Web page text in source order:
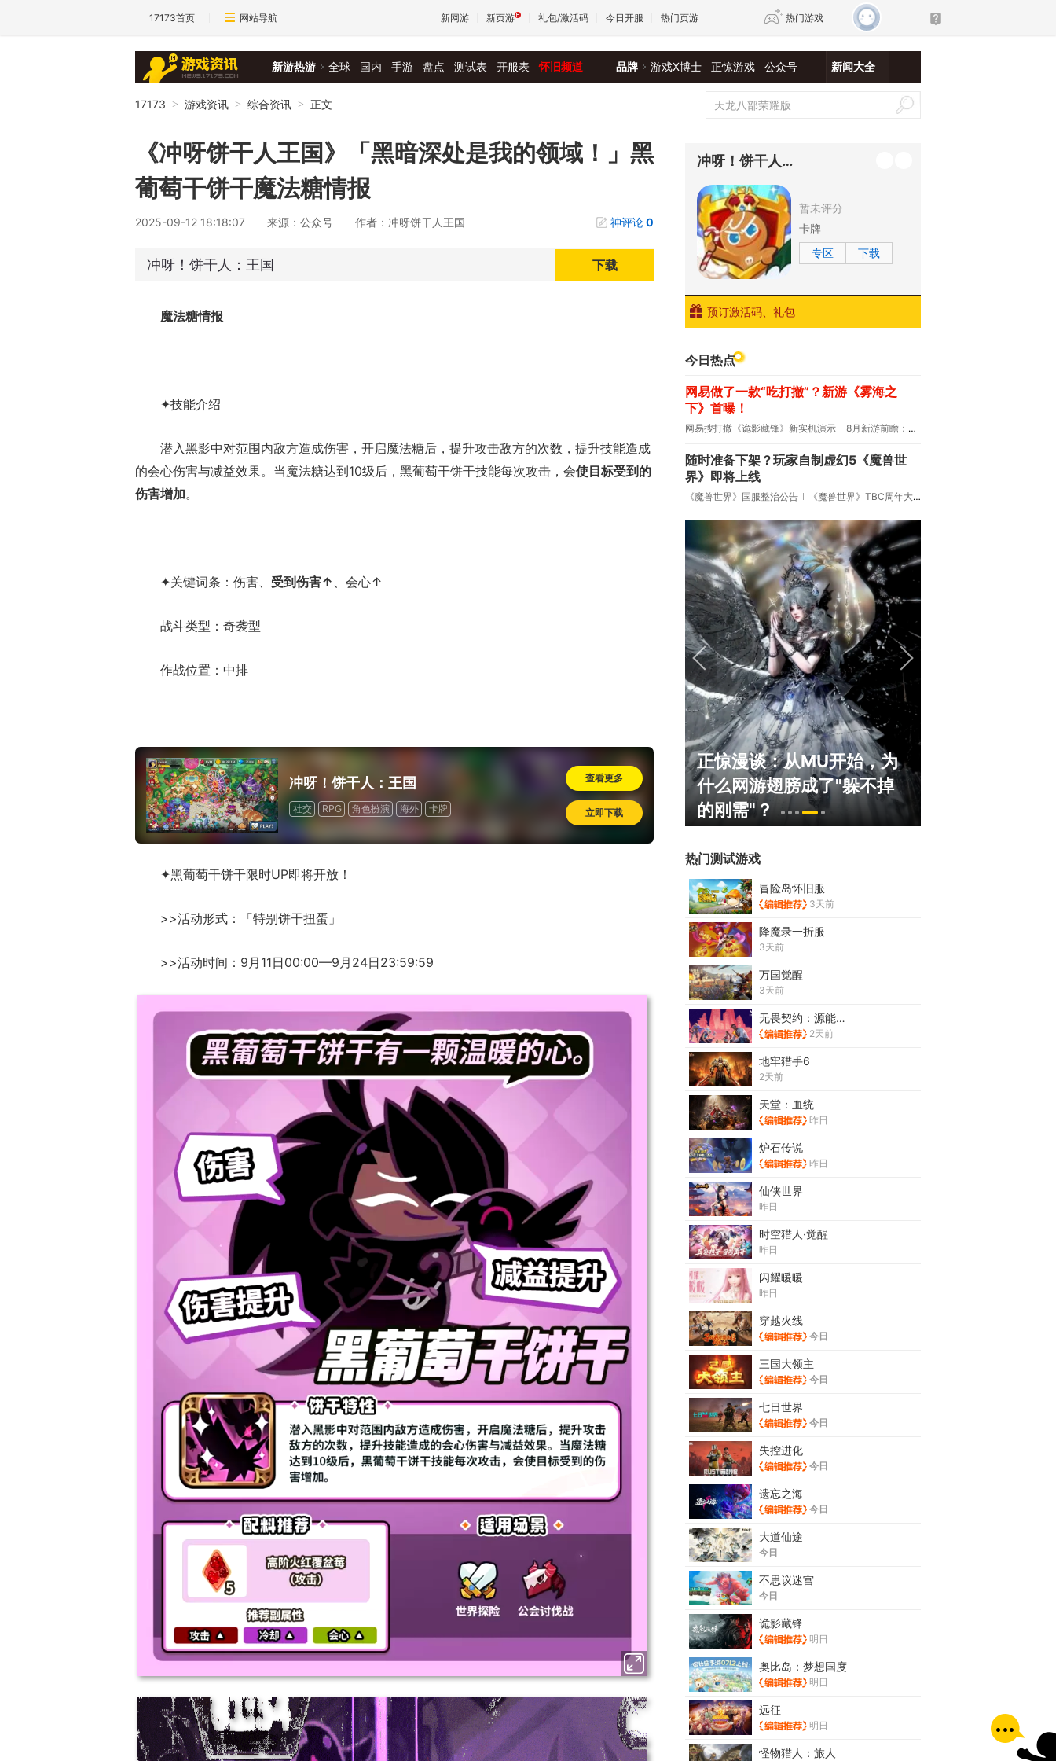
17173首页 网站导航 新网游 新页游 礼包/激活码 今日开服 热门页游 热门游戏
王权与自由 诛仙世界 新仙侠5
新游热游 全球 国内 手游 盘点 测试表 开服表 怀旧频道 品牌 游戏X博士 正惊游戏 公众号 新闻大全
17173 > 游戏资讯 > 综合资讯 > 正文
《冲呀饼干人王国》「黑暗深处是我的领域！」黑
葡萄干饼干魔法糖情报
2025-09-12 18:18:07 来源：公众号 作者：冲呀饼干人王国 神评论0
冲呀！饼干人：王国 下载
魔法糖情报
✦技能介绍
潜入黑影中对范围内敌方造成伤害，开启魔法糖后，提升攻击敌方的次数，提升技能造成
的会心伤害与减益效果。当魔法糖达到10级后，黑葡萄干饼干技能每次攻击，会使目标受到的
伤害增加。
✦关键词条：伤害、 受到伤害↑ 、会心↑
战斗类型：奇袭型
作战位置：中排
冲呀！饼干人：王国
社交 RPG 角色扮演 海外 卡牌
查看更多
立即下载
✦黑葡萄干饼干限时UP即将开放！
>>活动形式：「特别饼干扭蛋」
>>活动时间：9月11日00:00—9月24日23:59:59
冲呀！饼干人：王国
暂未评分
卡牌
专区
下载
预订激活码、礼包
今日热点
网易做了一款“吃打撤”？新游《雾海之
下》首曝！
网易搜打撤《诡影藏锋》新实机演示 8月新游前瞻：《诡秘之主》领衔
随时准备下架？玩家自制虚幻5《魔兽世
界》即将上线
《魔兽世界》国服整治公告 《魔兽世界》TBC周年大更：双经典团本回归！
看吓一跳：雷死人不偿命
绅士日报：国服停服，但日
服依旧活得滋润！涩涩新角
太诱人
《冒险岛》怀旧服三服大乱
斗！国服人满为患，台服外
正惊漫谈：从MU开始，为
什么网游翅膀成了"躲不掉
的刚需"？
热门测试游戏
冒险岛怀旧服
3天前
降魔录一折服
3天前
万国觉醒
3天前
无畏契约：源能行动
2天前
地牢猎手6
2天前
天堂：血统
昨日
炉石传说
昨日
仙侠世界
昨日
时空猎人·觉醒
昨日
闪耀暖暖
昨日
穿越火线
今日
三国大领主
今日
七日世界
今日
失控进化
今日
遗忘之海
今日
大道仙途
今日
不思议迷宫
今日
诡影藏锋
明日
奥比岛：梦想国度
明日
远征
明日
怪物猎人：旅人